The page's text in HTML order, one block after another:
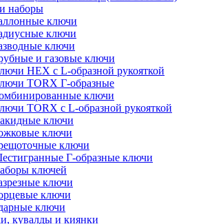
наборы
ключи
ключи
ключи
и газовые ключи
HEX с L-образной рукояткой
TORX Г-образные
ключи
TORX с L-образной рукояткой
ключи
ключи
ключи
Г-образные ключи
ключей
ключи
ключи
ключи
кувалды и киянки